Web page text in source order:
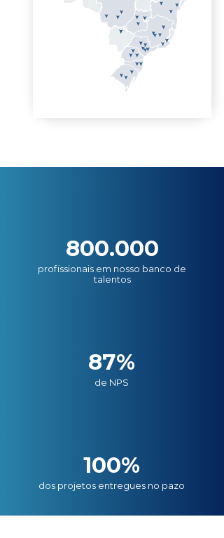
800.000
profissionais em nosso banco de
talentos
87%
de NPS
100%
dos projetos entregues no pazo